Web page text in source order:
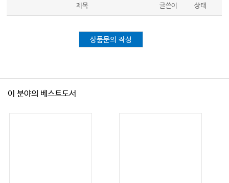
제목 글쓴이 상태
상품문의 작성
이 분야의 베스트도서